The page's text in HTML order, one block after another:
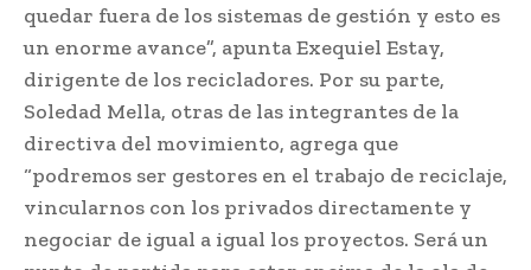
quedar fuera de los sistemas de gestión y esto es
un enorme avance”, apunta Exequiel Estay,
dirigente de los recicladores. Por su parte,
Soledad Mella, otras de las integrantes de la
directiva del movimiento, agrega que
“podremos ser gestores en el trabajo de reciclaje,
vincularnos con los privados directamente y
negociar de igual a igual los proyectos. Será un